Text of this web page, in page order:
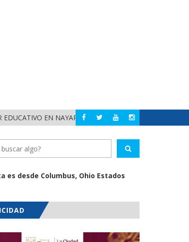
EDUCATIVO EN NAYARIT NAYARIT ALERTA DIF
es desde Columbus, Ohio Estados